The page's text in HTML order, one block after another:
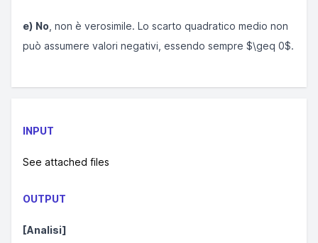
e) No , non è verosimile. Lo scarto quadratico medio non
può assumere valori negativi, essendo sempre $\geq 0$.
INPUT
See attached files
OUTPUT
[Analisi]